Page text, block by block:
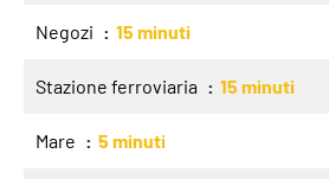
Negozi 15 minuti
Stazione ferroviaria 15 minuti
Mare 5 minuti